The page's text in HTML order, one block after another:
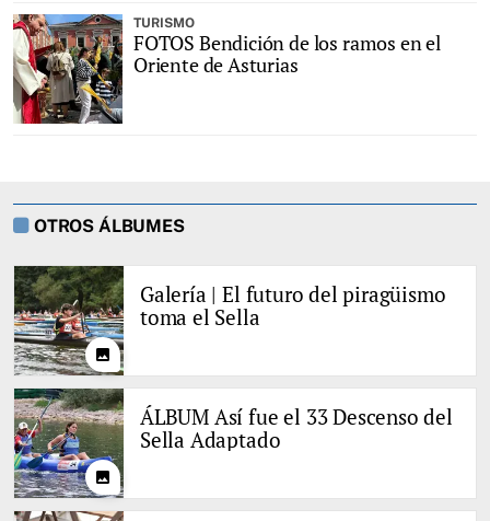
TURISMO
FOTOS Bendición de los ramos en el
Oriente de Asturias
OTROS ÁLBUMES
photo
Galería | El futuro del piragüismo
toma el Sella
photo
ÁLBUM Así fue el 33 Descenso del
Sella Adaptado